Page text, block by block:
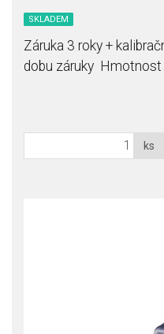
SKLADEM
Záruka 3 roky +
dobu záruky Hmotnost
ks